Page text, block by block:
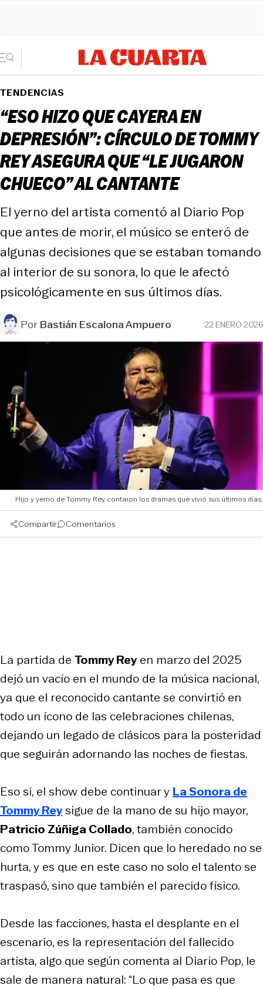
TENDENCIAS
“ESO HIZO QUE CAYERA EN
DEPRESIÓN”: CÍRCULO DE TOMMY
REY ASEGURA QUE “LE JUGARON
CHUECO” AL CANTANTE
El yerno del artista comentó al Diario Pop
que antes de morir, el músico se enteró de
algunas decisiones que se estaban tomando
al interior de su sonora, lo que le afectó
psicológicamente en sus últimos días.
PorBastián Escalona Ampuero 22 ENERO 2026
Hijo y yerno de Tommy Rey contaron los dramas que vivió sus últimos días.
Compartir Comentarios
La partida de Tommy Rey en marzo del 2025
dejó un vacío en el mundo de la música nacional,
ya que el reconocido cantante se convirtió en
todo un ícono de las celebraciones chilenas,
dejando un legado de clásicos para la posteridad
que seguirán adornando las noches de fiestas.
Eso sí, el show debe continuar y La Sonora de
Tommy Reysigue de la mano de su hijo mayor,
Patricio Zúñiga Collado, también conocido
como Tommy Junior. Dicen que lo heredado no se
hurta, y es que en este caso no solo el talento se
traspasó, sino que también el parecido físico.
Desde las facciones, hasta el desplante en el
escenario, es la representación del fallecido
artista, algo que según comenta al Diario Pop, le
sale de manera natural: “Lo que pasa es que